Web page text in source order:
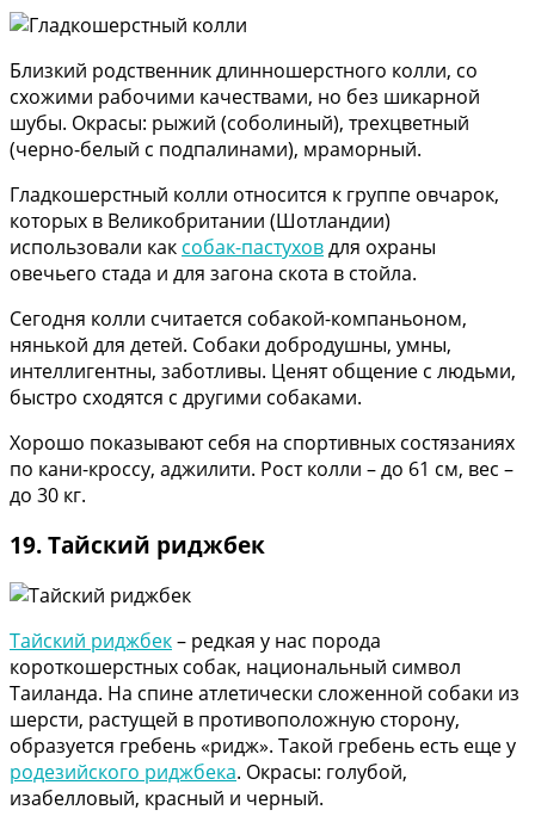
Близкий родственник длинношерстного колли, со
схожими рабочими качествами, но без шикарной
шубы. Окрасы: рыжий (соболиный), трехцветный
(черно-белый с подпалинами), мраморный.
Гладкошерстный колли относится к группе овчарок,
которых в Великобритании (Шотландии)
использовали как собак-пастуховдля охраны
овечьего стада и для загона скота в стойла.
Сегодня колли считается собакой-компаньоном,
нянькой для детей. Собаки добродушны, умны,
интеллигентны, заботливы. Ценят общение с людьми,
быстро сходятся с другими собаками.
Хорошо показывают себя на спортивных состязаниях
по кани-кроссу, аджилити. Рост колли – до 61 см, вес –
до 30 кг.
19. Тайский риджбек
Тайский риджбек– редкая у нас порода
короткошерстных собак, национальный символ
Таиланда. На спине атлетически сложенной собаки из
шерсти, растущей в противоположную сторону,
образуется гребень «ридж». Такой гребень есть еще у
родезийского риджбека. Окрасы: голубой,
изабелловый, красный и черный.